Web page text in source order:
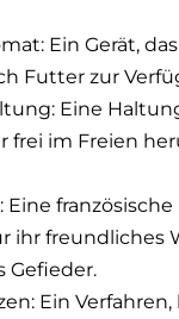
Ein Gerät,
Futter zur
Eine
frei im Freien
: Eine
ihr freundliches
Gefieder.
Ein